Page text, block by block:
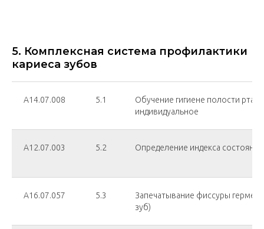
5. Комплексная система профилактики
кариеса зубов
А14.07.008 5.1
Обучение гигиене полости рта и
индивидуальное
А12.07.003 5.2 Определение индекса
А16.07.057 5.3
Запечатывание фиссуры
зуб)